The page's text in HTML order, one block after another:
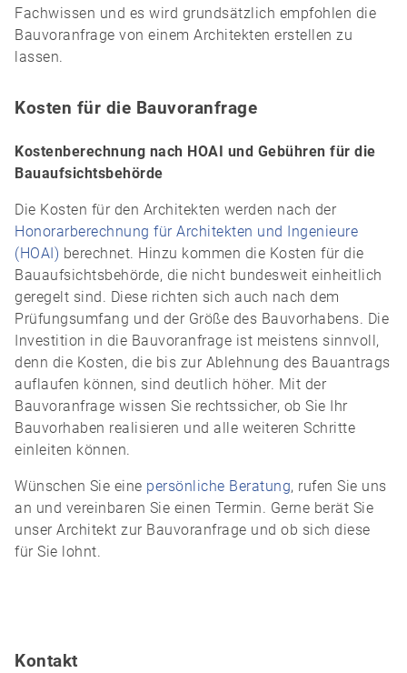
Fachwissen und es wird grundsätzlich empfohlen die
Bauvoranfrage von einem Architekten erstellen zu
lassen.
Kosten für die Bauvoranfrage
Kostenberechnung nach HOAI und Gebühren für die
Bauaufsichtsbehörde
Die Kosten für den Architekten werden nach der
Honorarberechnung für Architekten und Ingenieure
(HOAI) berechnet. Hinzu kommen die Kosten für die
Bauaufsichtsbehörde, die nicht bundesweit einheitlich
geregelt sind. Diese richten sich auch nach dem
Prüfungsumfang und der Größe des Bauvorhabens. Die
Investition in die Bauvoranfrage ist meistens sinnvoll,
denn die Kosten, die bis zur Ablehnung des Bauantrags
auflaufen können, sind deutlich höher. Mit der
Bauvoranfrage wissen Sie rechtssicher, ob Sie Ihr
Bauvorhaben realisieren und alle weiteren Schritte
einleiten können.
Wünschen Sie eine persönliche Beratung, rufen Sie uns
an und vereinbaren Sie einen Termin. Gerne berät Sie
unser Architekt zur Bauvoranfrage und ob sich diese
für Sie lohnt.
Kontakt